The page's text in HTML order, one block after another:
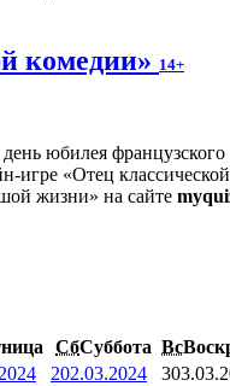
комедии» 14+
день юбилея
«Отец
жизни» на сайте
СбСуббота Вс
202.03.2024 3